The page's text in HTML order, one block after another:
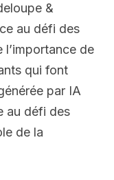
&
au défi des
l’importance de
qui font
par IA
au défi des
de la